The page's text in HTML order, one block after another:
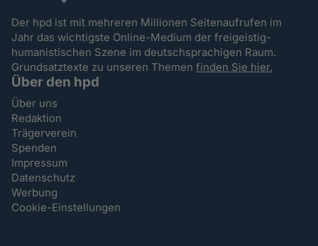
Der hpd ist mit mehreren Millionen Seitenaufrufen im
Jahr das wichtigste Online-Medium der freigeistig-
humanistischen Szene im deutschsprachigen Raum.
Grundsatztexte zu unseren Themenfinden Sie hier.
Über den hpd
Über uns
Redaktion
Trägerverein
Spenden
Impressum
Datenschutz
Werbung
Cookie-Einstellungen